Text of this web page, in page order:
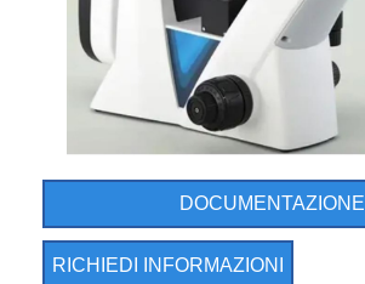
DOCUMENTAZIONE
RICHIEDI INFORMAZIONI